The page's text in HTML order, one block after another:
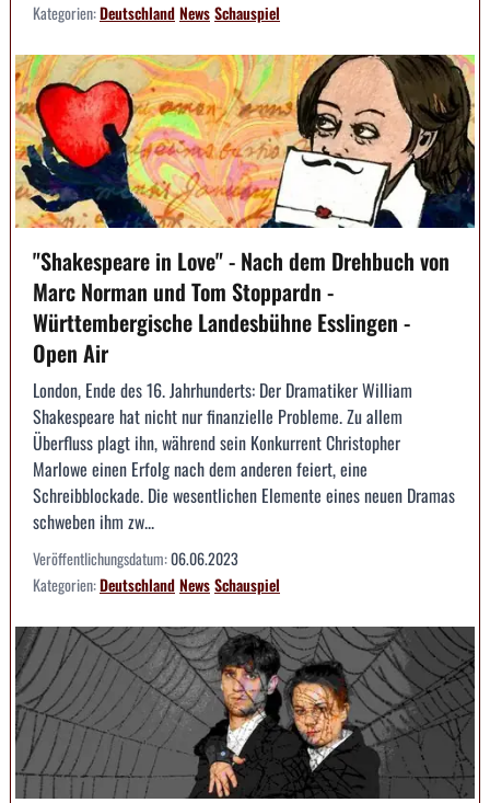
Kategorien:DeutschlandNewsSchauspiel
"Shakespeare in Love" - Nach dem Drehbuch von
Marc Norman und Tom Stoppardn -
Württembergische Landesbühne Esslingen -
Open Air
London, Ende des 16. Jahrhunderts: Der Dramatiker William
Shakespeare hat nicht nur finanzielle Probleme. Zu allem
Überfluss plagt ihn, während sein Konkurrent Christopher
Marlowe einen Erfolg nach dem anderen feiert, eine
Schreibblockade. Die wesentlichen Elemente eines neuen Dramas
schweben ihm zw...
Veröffentlichungsdatum:06.06.2023
Kategorien:DeutschlandNewsSchauspiel